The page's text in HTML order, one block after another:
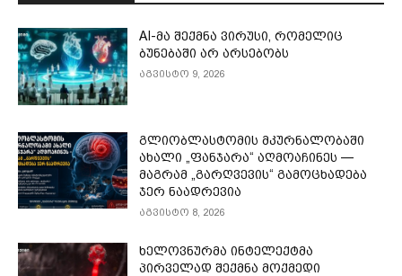
AI-მა შექმნა ვირუსი, რომელიც
ბუნებაში არ არსებობს
აგვისტო 9, 2026
გლიობლასტომის მკურნალობაში
ახალი „ფანჯარა“ აღმოაჩინეს —
მაგრამ „გარღვევის“ გამოცხადება
ჯერ ნაადრევია
აგვისტო 8, 2026
ხელოვნურმა ინტელექტმა
პირველად შექმნა მოქმედი